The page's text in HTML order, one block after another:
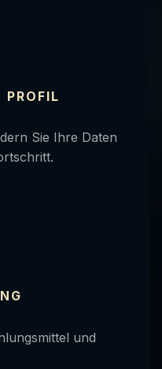
PROFIL
Sie Ihre Daten
und